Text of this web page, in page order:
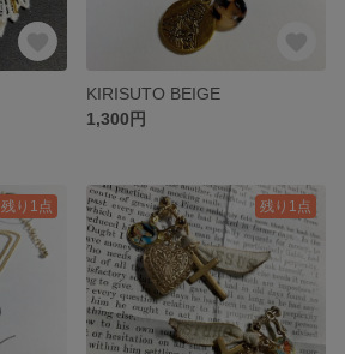
KIRISUTO BEIGE
1,300円
残り1点 残り1点